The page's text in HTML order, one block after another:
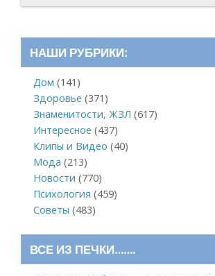
НАШИ РУБРИКИ:
Дом (141)
Здоровье (371)
Знаменитости, ЖЗЛ (617)
Интересное (437)
Клипы и Видео (40)
Мода (213)
Новости (770)
Психология (459)
Советы (483)
ВСЕ ИЗ ПЕЧКИ…….